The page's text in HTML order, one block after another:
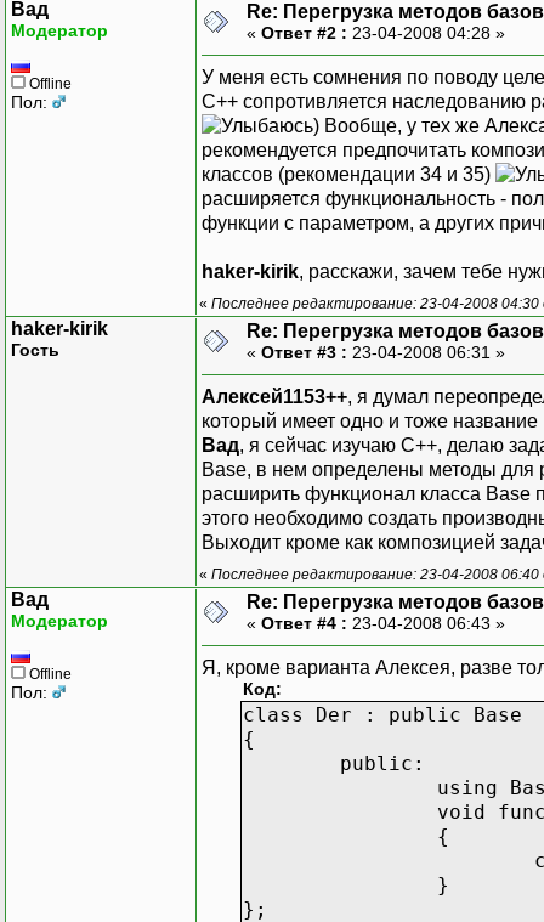
Вад
Модератор
Offline
Пол:
Re: Перегрузка методов
« Ответ #2 : 23-04-2008 04:28 »
У меня есть сомнения по поводу
C++ сопротивляется наследованию
) Вообще, у тех же
рекомендуется предпочитать
классов (рекомендации 34 и 35)
расширяется функциональность -
функции с параметром, а других
haker-kirik, расскажи, зачем тебе
« Последнее редактирование: 23-04-2008
haker-kirik
Гость
Re: Перегрузка методов
« Ответ #3 : 23-04-2008 06:31 »
Алексей1153++, я думал
который имеет одно и тоже название
Вад, я сейчас изучаю С++, делаю
Base, в нем определены методы
расширить функционал класса Base
этого необходимо создать
Выходит кроме как композицией
« Последнее редактирование: 23-04-2008
Вад
Модератор
Offline
Пол:
Re: Перегрузка методов
« Ответ #4 : 23-04-2008 06:43 »
Я, кроме варианта Алексея, разве
Код:
class Der : public Base
{
public:
using
void
{
}
};